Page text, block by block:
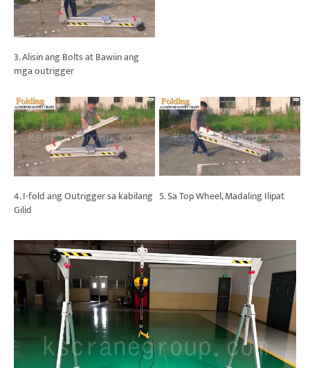
3. Alisin ang Bolts at Bawiin ang
mga outrigger
4. I-fold ang Outrigger sa kabilang
Gilid
5. Sa Top Wheel, Madaling Ilipat